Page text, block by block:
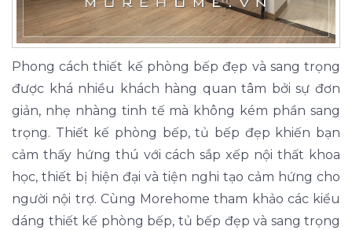
Phong cách thiết kế phòng bếp đẹp và sang trọng
được khá nhiều khách hàng quan tâm bởi sự đơn
giản, nhẹ nhàng tinh tế mà không kém phần sang
trọng. Thiết kế phòng bếp, tủ bếp đẹp khiến bạn
cảm thấy hứng thú với cách sắp xếp nội thất khoa
học, thiết bị hiện đại và tiện nghi tạo cảm hứng cho
người nội trợ. Cùng Morehome tham khảo các kiểu
dáng thiết kế phòng bếp, tủ bếp đẹp và sang trọng